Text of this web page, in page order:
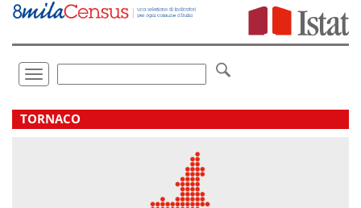
Vai
direttamente
Toggle
navigation
.
TORNACO